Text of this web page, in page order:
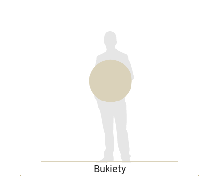
Bukiety